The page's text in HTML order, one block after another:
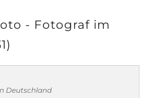
- Fotograf im
Deutschland